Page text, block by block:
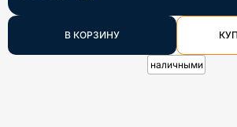
В КОРЗИНУ
наличными